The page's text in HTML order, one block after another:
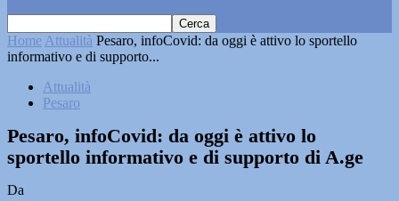
Home Attualità Pesaro, infoCovid: da oggi è attivo lo sportello
informativo e di supporto...
Attualità
Pesaro
Pesaro, infoCovid: da oggi è attivo lo
sportello informativo e di supporto di A.ge
Da